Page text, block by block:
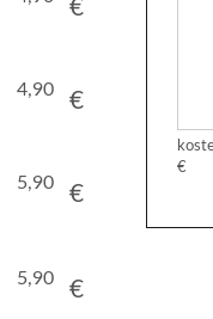
€
4,90 €
5,90 €
5,90 €
€